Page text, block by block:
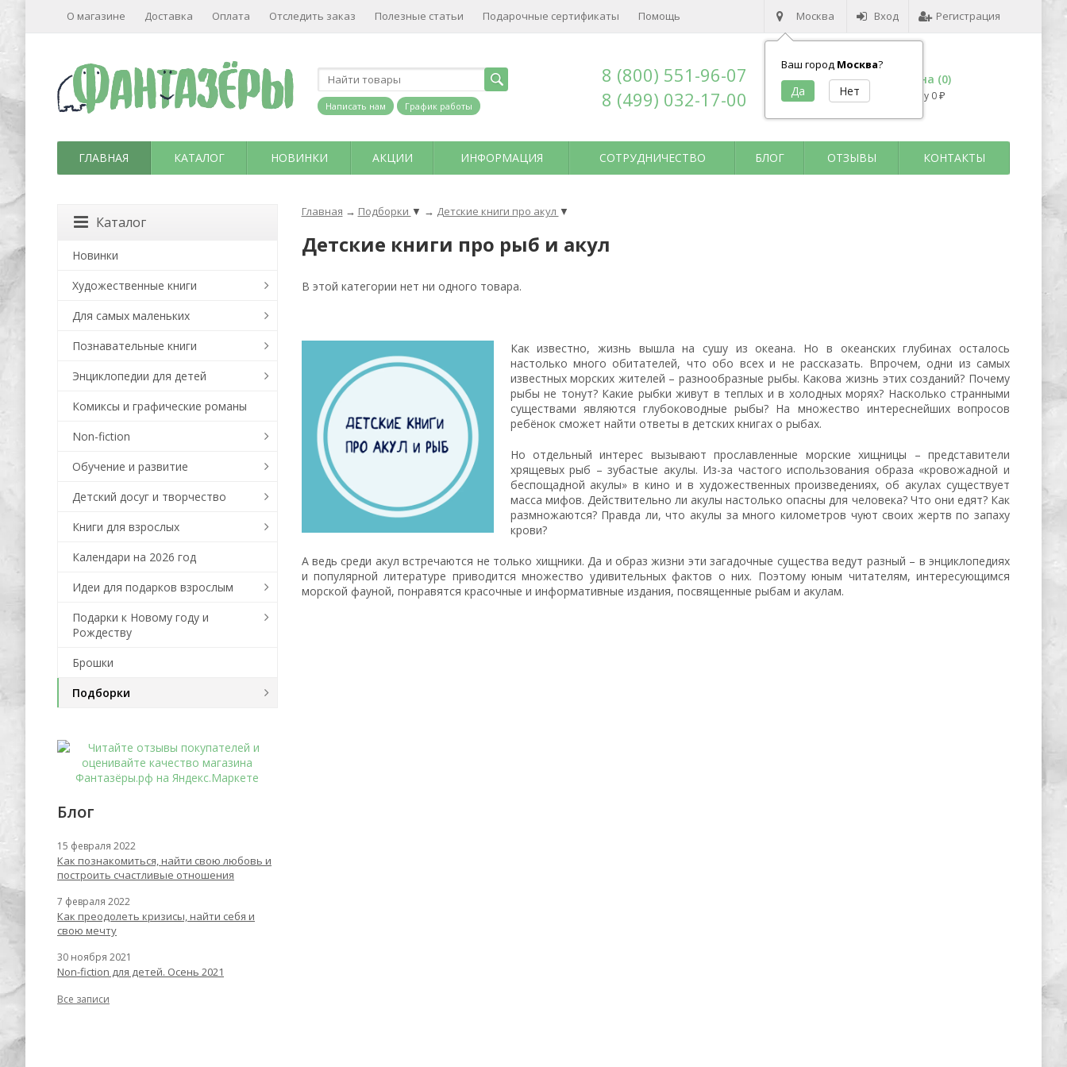
Москва
Ваш город Москва?
Вход Регистрация
О магазине Доставка Оплата Отследить заказ Полезные статьи Подарочные сертификаты Помощь
Написать нам График работы
8 (800) 551-96-07
8 (499) 032-17-00
Корзина (0)
на сумму 0 ₽
ГЛАВНАЯ КАТАЛОГ НОВИНКИ АКЦИИ ИНФОРМАЦИЯ СОТРУДНИЧЕСТВО БЛОГ ОТЗЫВЫ КОНТАКТЫ
Главная → Подборки ▼ → Детские книги про акул ▼
Детские книги про рыб и акул
В этой категории нет ни одного товара.
Как известно, жизнь вышла на сушу из океана. Но в океанских глубинах осталось
настолько много обитателей, что обо всех и не рассказать. Впрочем, одни из самых
известных морских жителей – разнообразные рыбы. Какова жизнь этих созданий? Почему
рыбы не тонут? Какие рыбки живут в теплых и в холодных морях? Насколько странными
существами являются глубоководные рыбы? На множество интереснейших вопросов
ребёнок сможет найти ответы в детских книгах о рыбах.
Но отдельный интерес вызывают прославленные морские хищницы – представители
хрящевых рыб – зубастые акулы. Из-за частого использования образа «кровожадной и
беспощадной акулы» в кино и в художественных произведениях, об акулах существует
масса мифов. Действительно ли акулы настолько опасны для человека? Что они едят? Как
размножаются? Правда ли, что акулы за много километров чуют своих жертв по запаху
крови?
А ведь среди акул встречаются не только хищники. Да и образ жизни эти загадочные существа ведут разный – в энциклопедиях
и популярной литературе приводится множество удивительных фактов о них. Поэтому юным читателям, интересующимся
морской фауной, понравятся красочные и информативные издания, посвященные рыбам и акулам.
Каталог
Новинки
Художественные книги
Для самых маленьких
Познавательные книги
Энциклопедии для детей
Комиксы и графические романы
Non-fiction
Обучение и развитие
Детский досуг и творчество
Книги для взрослых
Календари на 2026 год
Идеи для подарков взрослым
Подарки к Новому году и
Рождеству
Брошки
Подборки
Блог
15 февраля 2022
Как познакомиться, найти свою любовь и
построить счастливые отношения
7 февраля 2022
Как преодолеть кризисы, найти себя и
свою мечту
30 ноября 2021
Non-fiction для детей. Осень 2021
Все записи